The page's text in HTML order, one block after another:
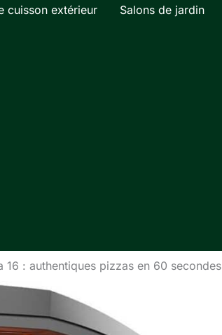
cuisson extérieur Salons de jardin
16 : authentiques pizzas en 60 secondes